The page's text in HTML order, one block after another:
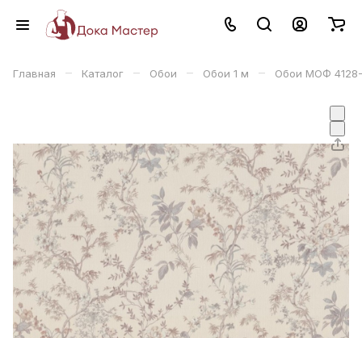
Главная – Каталог – Обои – Обои 1 м – Обои МОФ